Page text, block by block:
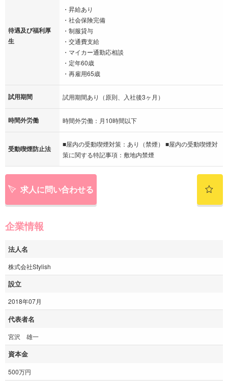
待遇及び福利厚
生
・昇給あり
・社会保険完備
・制服貸与
・交通費支給
・マイカー通勤応相談
・定年60歳
・再雇用65歳
試用期間 試用期間あり（原則、入社後3ヶ月）
時間外労働 時間外労働：月10時間以下
受動喫煙防止法
■屋内の受動喫煙対策：あり（禁煙） ■屋内の受動喫煙対
策に関する特記事項：敷地内禁煙
求人に問い合わせる
企業情報
法人名
株式会社Stylish
設立
2018年07月
代表者名
宮沢 雄一
資本金
500万円